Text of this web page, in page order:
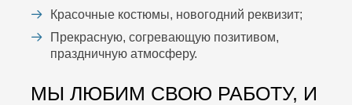
Красочные костюмы, новогодний реквизит;
Прекрасную, согревающую позитивом,
праздничную атмосферу.
МЫ ЛЮБИМ СВОЮ РАБОТУ, И